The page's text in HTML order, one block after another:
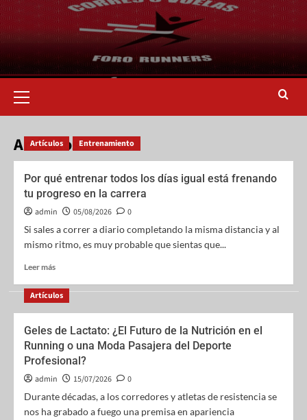
Artículos
Artículos Entrenamiento
Por qué entrenar todos los días igual está frenando
tu progreso en la carrera
admin 05/08/2026
0
Si sales a correr a diario completando la misma distancia y al
mismo ritmo, es muy probable que sientas que...
Leer más
Artículos
Geles de Lactato: ¿El Futuro de la Nutrición en el
Running o una Moda Pasajera del Deporte
Profesional?
admin 15/07/2026
0
Durante décadas, a los corredores y atletas de resistencia se
nos ha grabado a fuego una premisa en apariencia